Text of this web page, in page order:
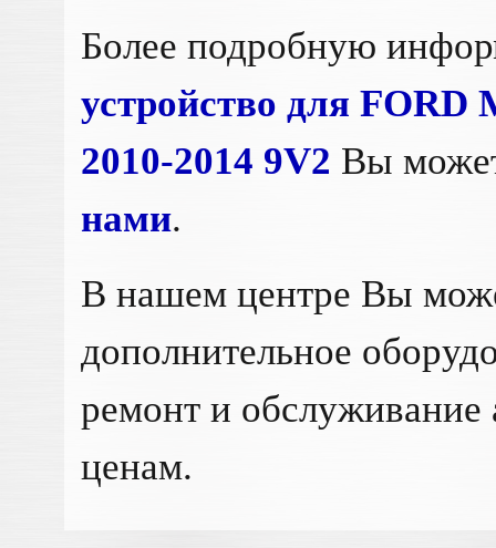
Более подробную
устройство для
2010-2014 9V2 Вы
нами.
В нашем центре Вы
дополнительное
ремонт и
ценам.